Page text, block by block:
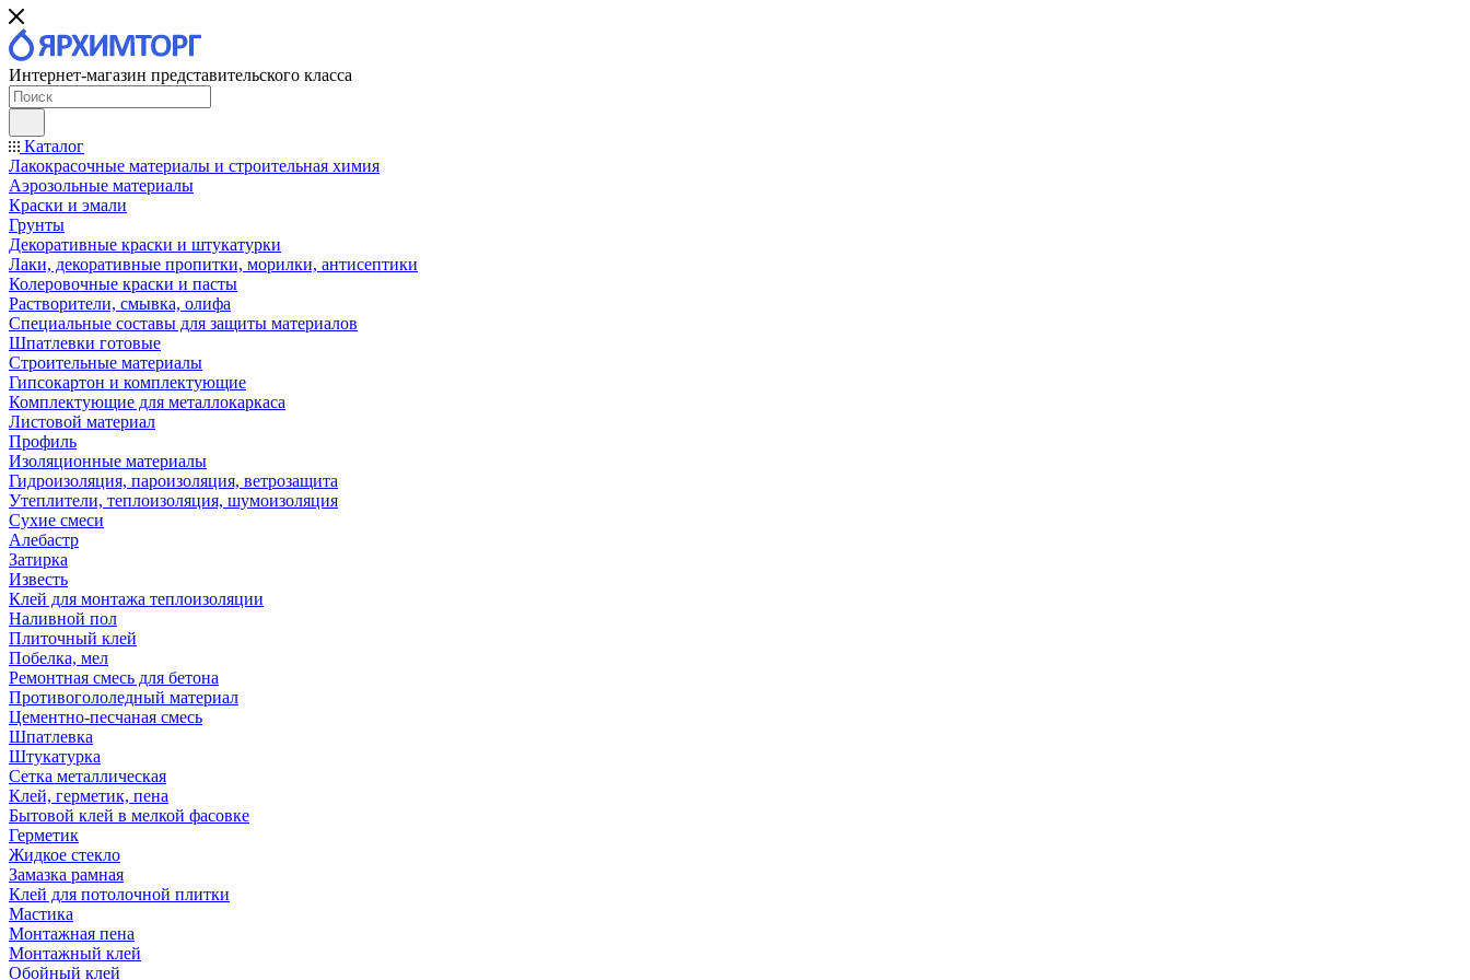
Интернет-магазин представительского класса
Каталог
Лакокрасочные материалы и строительная химия
Аэрозольные материалы
Краски и эмали
Грунты
Декоративные краски и штукатурки
Лаки, декоративные пропитки, морилки, антисептики
Колеровочные краски и пасты
Растворители, смывка, олифа
Специальные составы для защиты материалов
Шпатлевки готовые
Строительные материалы
Гипсокартон и комплектующие
Комплектующие для металлокаркаса
Листовой материал
Профиль
Изоляционные материалы
Гидроизоляция, пароизоляция, ветрозащита
Утеплители, теплоизоляция, шумоизоляция
Сухие смеси
Алебастр
Затирка
Известь
Клей для монтажа теплоизоляции
Наливной пол
Плиточный клей
Побелка, мел
Ремонтная смесь для бетона
Противогололедный материал
Цементно-песчаная смесь
Шпатлевка
Штукатурка
Сетка металлическая
Клей, герметик, пена
Бытовой клей в мелкой фасовке
Герметик
Жидкое стекло
Замазка рамная
Клей для потолочной плитки
Мастика
Монтажная пена
Монтажный клей
Обойный клей